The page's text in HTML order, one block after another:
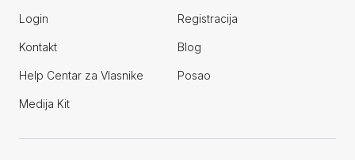
Login Registracija
Kontakt Blog
Help Centar za Vlasnike Posao
Medija Kit